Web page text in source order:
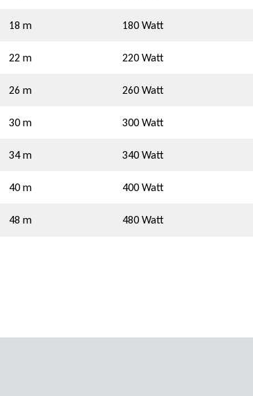
18 m 180 Watt
22 m 220 Watt
26 m 260 Watt
30 m 300 Watt
34 m 340 Watt
40 m 400 Watt
48 m 480 Watt